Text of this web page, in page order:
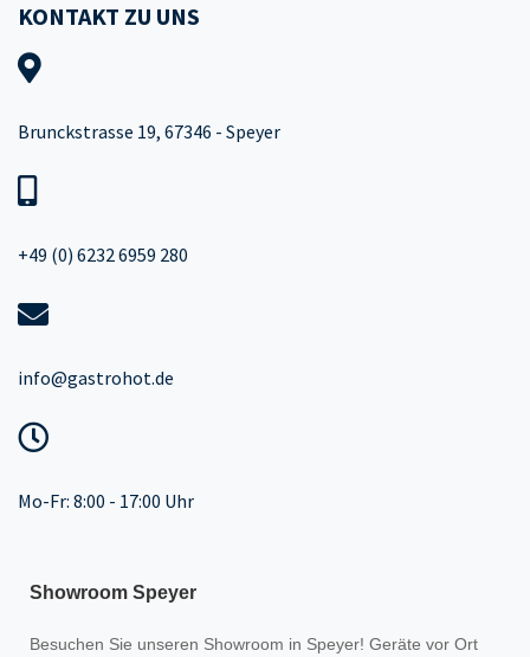
KONTAKT ZU UNS
Brunckstrasse 19, 67346 - Speyer
+49 (0) 6232 6959 280
info@gastrohot.de
Mo-Fr: 8:00 - 17:00 Uhr
Showroom Speyer
Besuchen Sie unseren Showroom in Speyer! Geräte vor Ort